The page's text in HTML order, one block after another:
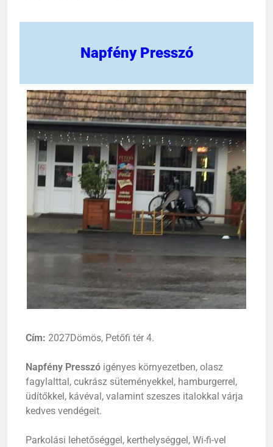
Napfény Presszó
Cím: 2027Dömös, Petőfi tér 4.
Napfény Presszó igényes környezetben, olasz
fagylalttal, cukrász süteményekkel, hamburgerrel,
üdítőkkel, kávéval, valamint szeszes italokkal várja
kedves vendégeit.
Parkolási lehetőséggel, kerthelységgel, Wi-fi-vel